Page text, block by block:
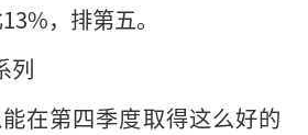
，排第五。
列
在第四季度取得这么好的